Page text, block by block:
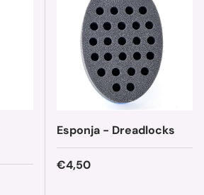
Esponja - Dreadlocks
Precio normal
€4,50